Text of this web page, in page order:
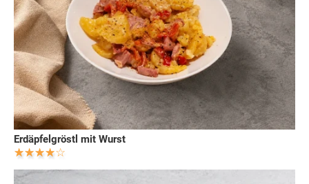
Erdäpfelgröstl mit Wurst